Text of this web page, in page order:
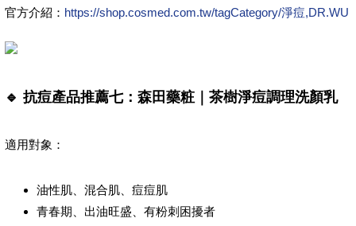
官方介紹： https://shop.cosmed.com.tw/tagCategory/淨痘,DR.WU
🔹 抗痘產品推薦七：森田藥粧｜茶樹淨痘調理洗顏乳
適用對象：
油性肌、混合肌、痘痘肌
青春期、出油旺盛、有粉刺困擾者